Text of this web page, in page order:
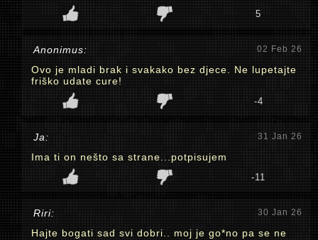
5
Anonimus: 02 Feb 26
Ovo je mladi brak i svakako bez djece. Ne lupetajte
friško udate cure!
-4
Ja: 31 Jan 26
Ima ti on nešto sa strane...potpisujem
-11
Riri: 30 Jan 26
Hajte bogati sad svi dobri.. moj je go*no pa se ne